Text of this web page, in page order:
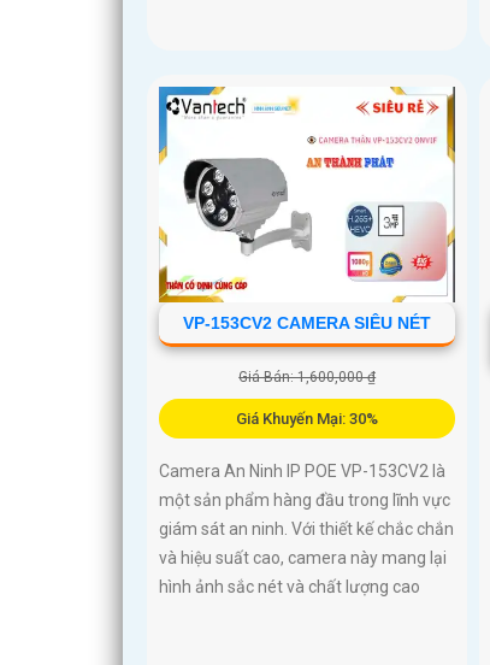
VP-153CV2 CAMERA SIÊU NÉT
Giá Bán: 1,600,000 ₫
Giá Khuyến Mại: 30%
Camera An Ninh IP POE VP-153CV2 là
một sản phẩm hàng đầu trong lĩnh vực
giám sát an ninh. Với thiết kế chắc chắn
và hiệu suất cao, camera này mang lại
hình ảnh sắc nét và chất lượng cao